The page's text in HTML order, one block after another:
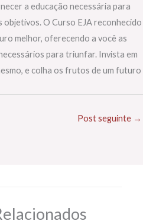
a educação necessária para
objetivos. O Curso EJA reconhecido
melhor, oferecendo a você as
para triunfar. Invista em
e colha os frutos de um futuro
Post seguinte →